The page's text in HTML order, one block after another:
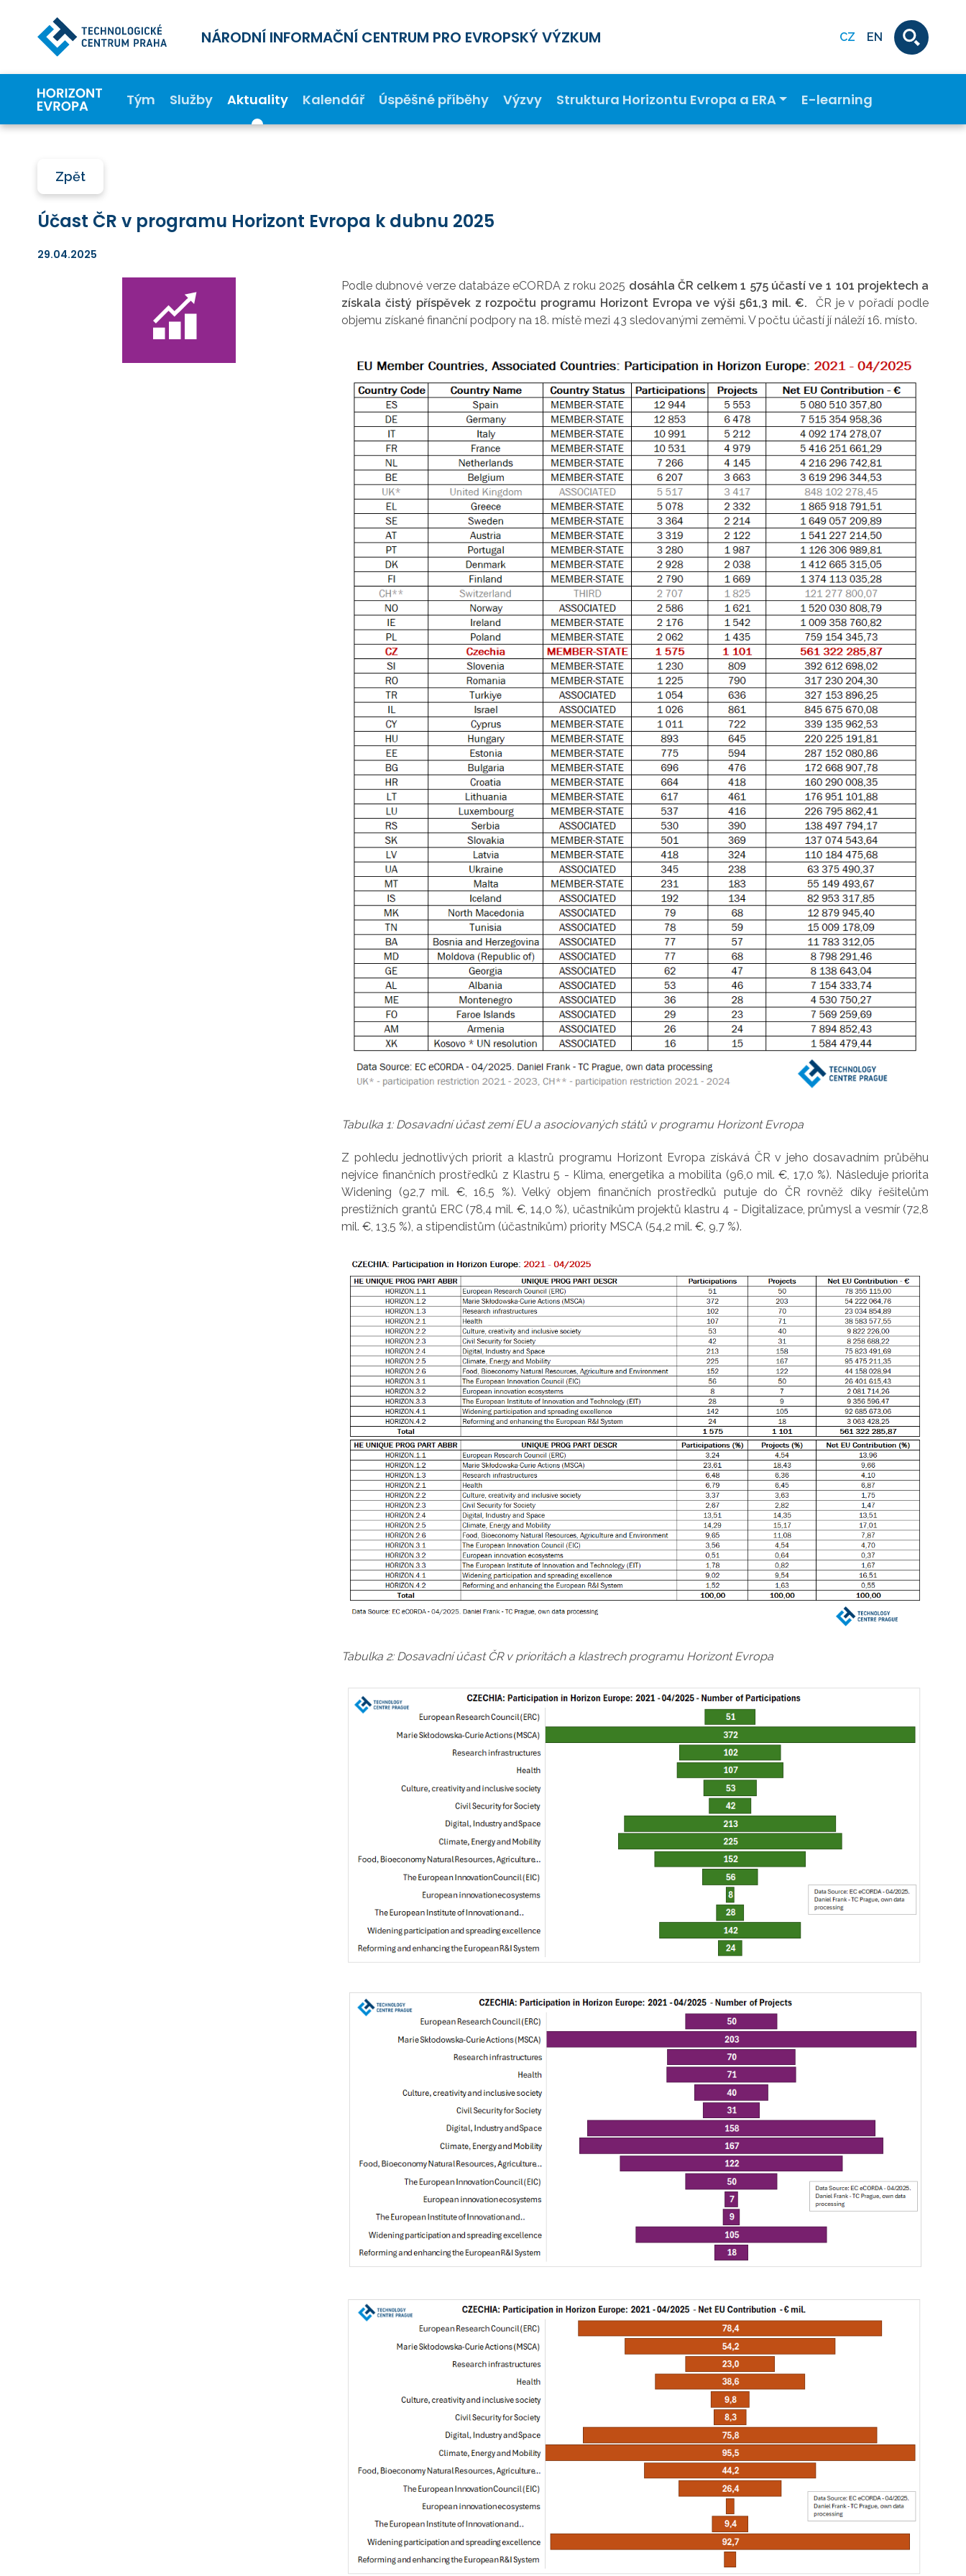
NÁRODNÍ INFORMAČNÍ CENTRUM PRO EVROPSKÝ VÝZKUM CZ EN
Tým Služby Aktuality Kalendář Úspěšné příběhy Výzvy Struktura Horizontu Evropa a ERA E-learning
Zpět
Účast ČR v programu Horizont Evropa k dubnu 2025
29.04.2025
Podle dubnové verze databáze eCORDA z roku 2025 dosáhla ČR celkem 1 575 účastí ve 1 101 projektech a
získala čistý příspěvek z rozpočtu programu Horizont Evropa ve výši 561,3 mil. €. ČR je v pořadí podle
objemu získané finanční podpory na 18. místě mezi 43 sledovanými zeměmi. V počtu účastí jí náleží 16. místo.
Tabulka 1: Dosavadní účast zemí EU a asociovaných států v programu Horizont Evropa
Z pohledu jednotlivých priorit a klastrů programu Horizont Evropa získává ČR v jeho dosavadním průběhu
nejvíce finančních prostředků z Klastru 5 - Klima, energetika a mobilita (96,0 mil. €, 17,0 %). Následuje priorita
Widening (92,7 mil. €, 16,5 %). Velký objem finančních prostředků putuje do ČR rovněž díky řešitelům
prestižních grantů ERC (78,4 mil. €, 14,0 %), učastníkům projektů klastru 4 - Digitalizace, průmysl a vesmír (72,8
mil. €, 13,5 %), a stipendistům (účastníkům) priority MSCA (54,2 mil. €, 9,7 %).
Tabulka 2: Dosavadní účast ČR v prioritách a klastrech programu Horizont Evropa